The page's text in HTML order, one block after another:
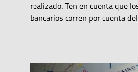
realizado. Ten en cuenta que
bancarios corren por cuenta